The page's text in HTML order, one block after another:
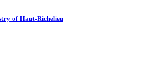
of Haut-Richelieu